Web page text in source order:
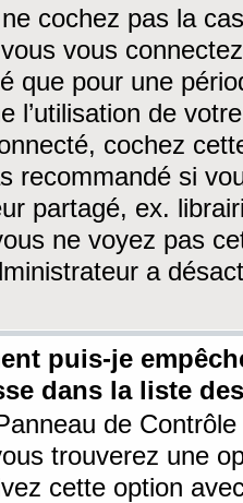
cochez pas la
vous
que pour une
l’utilisation de
cochez
recommandé si
partagé, ex.
ne voyez pas
a
puis-je
dans la liste
de
trouverez une
cette option